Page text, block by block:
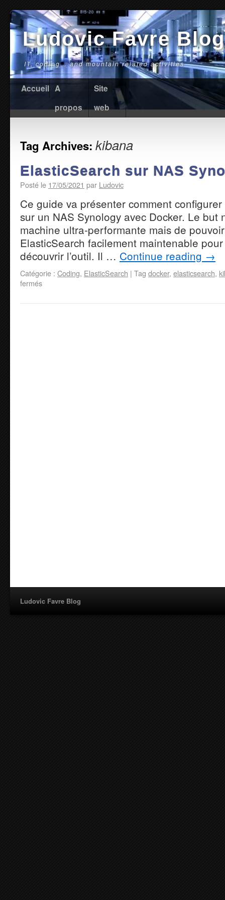
Ludovic Favre Blog
IT, coding… and mountain related activities
Accueil A
propos
Site
web
Tag Archives: kibana
ElasticSearch sur NAS
Posté le 17/05/2021 par Ludovic
Ce guide va présenter comment
sur un NAS Synology avec Docker. Le but
machine ultra-performante mais de
ElasticSearch facilement maintenable
découvrir l’outil. Il … Continue reading →
Catégorie : Coding, ElasticSearch | Tag docker, elasticsearch,
fermés
Ludovic Favre Blog